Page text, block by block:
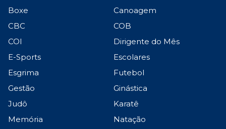
Boxe
Canoagem
CBC
COB
COI
Dirigente do Mês
E-Sports
Escolares
Esgrima
Futebol
Gestão
Ginástica
Judô
Karatê
Memória
Natação